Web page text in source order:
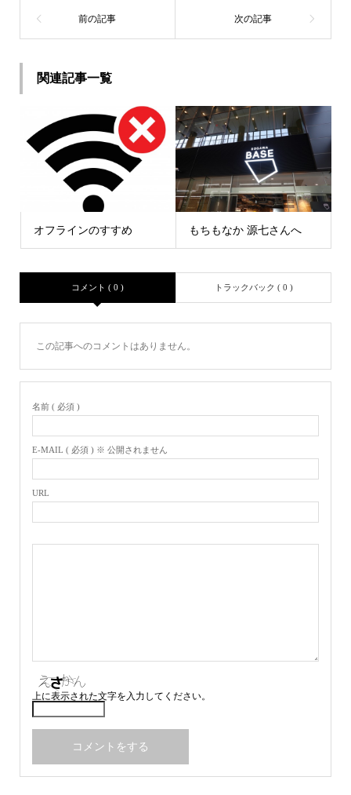
関連記事一覧
オフラインのすすめ もちもなか 源七さんへ
コメント ( 0 ) トラックバック ( 0 )
この記事へのコメントはありません。
名前 ( 必須 )
E-MAIL ( 必須 ) ※ 公開されません
URL
上に表示された文字を入力してください。